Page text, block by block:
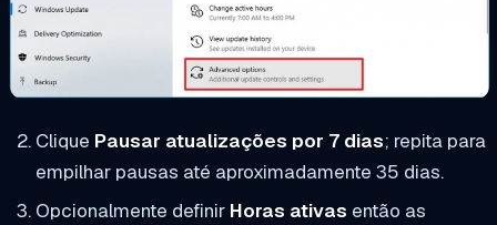
Clique Pausar atualizações por 7 dias; repita para
empilhar pausas até aproximadamente 35 dias.
Opcionalmente definir Horas ativas então as